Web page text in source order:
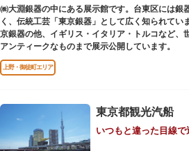
㈱大淵銀器の中にある展示館です。台東区には銀
く、伝統工芸「東京銀器」として広く知られてい
京銀器の他、イギリス・イタリア・トルコなど、
アンティークなものまで展示公開しています。
上野・御徒町エリア
東京都観光汽船
いつもと違った目線